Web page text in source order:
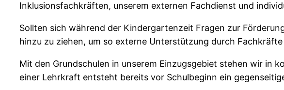
Inklusionsfachkräften, unserem externen Fachdienst und
Sollten sich während der Kindergartenzeit Fragen zur
hinzu zu ziehen, um so externe Unterstützung durch
Mit den Grundschulen in unserem Einzugsgebiet stehen wir in
einer Lehrkraft entsteht bereits vor Schulbeginn ein